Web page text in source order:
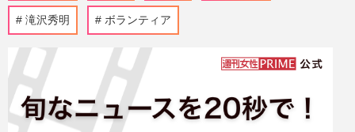
滝沢秀明 ボランティア